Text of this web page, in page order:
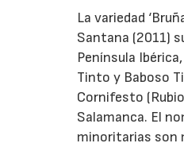
La variedad
Santana (2011)
Península
Tinto y Baboso
Cornifesto
Salamanca. El
minoritarias son